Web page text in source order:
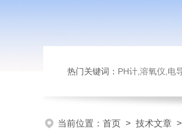
热门关键词： PH计,溶氧仪,电导率仪,余氯分析仪,浊度
当前位置： 首页 > 技术文章 >